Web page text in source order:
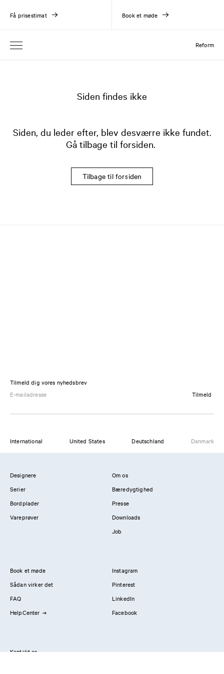
Reform
Få prisestimat Book et møde
Siden findes ikke
Siden, du leder efter, blev desværre ikke fundet.
Gå tilbage til forsiden.
Tilbage til forsiden
Tilmeld dig vores nyhedsbrev
Tilmeld
International United States Deutschland Danmark
Designere
Serier
Bordplader
Vareprøver
Om os
Bæredygtighed
Presse
Downloads
Job
Book et møde
Sådan virker det
FAQ
HelpCenter
Instagram
Pinterest
LinkedIn
Facebook
Kontakt os